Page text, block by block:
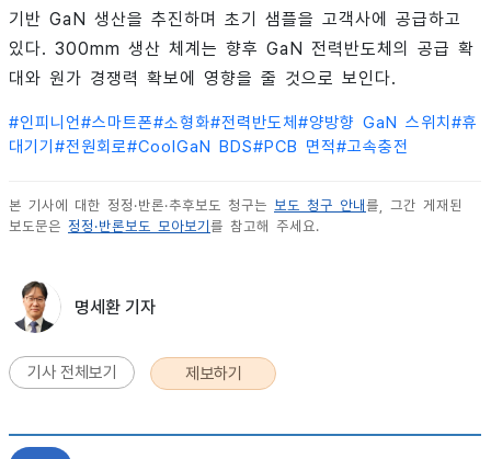
기반 GaN 생산을 추진하며 초기 샘플을 고객사에 공급하고
있다. 300mm 생산 체계는 향후 GaN 전력반도체의 공급 확
대와 원가 경쟁력 확보에 영향을 줄 것으로 보인다.
#인피니언#스마트폰#소형화#전력반도체 #양방향 GaN 스위치 #휴
대기기 #전원회로#CoolGaN BDS#PCB 면적#고속충전
본 기사에 대한 정정·반론·추후보도 청구는 보도 청구 안내 를, 그간 게재된
보도문은 정정·반론보도 모아보기 를 참고해 주세요.
명세환 기자
기사 전체보기 제보하기